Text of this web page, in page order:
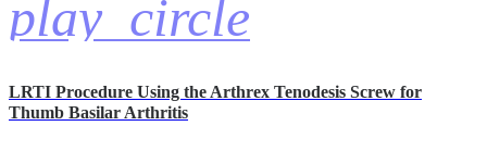
play_circle
LRTI Procedure Using the Arthrex Tenodesis Screw for
Thumb Basilar Arthritis